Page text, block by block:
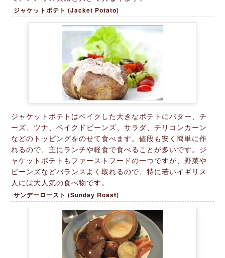
ジャケットポテト (Jacket Potato)
ジャケットポテトはベイクした大きなポテトにバター、チ
ーズ、ツナ、ベイクドビーンズ、サラダ、チリコンカーン
などのトッピングをのせて食べます。値段も安く簡単に作
れるので、主にランチや軽食で食べることが多いです。ジ
ャケットポテトもファーストフードの一つですが、野菜や
ビーンズなどバランスよく取れるので、特に若いイギリス
人には大人気の食べ物です。
サンデーロースト (Sunday Roast)